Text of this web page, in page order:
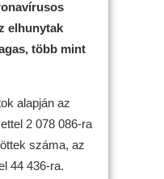
elhunytak
több mint
alapján az
2 078 086-ra
száma, az
44 436-ra.